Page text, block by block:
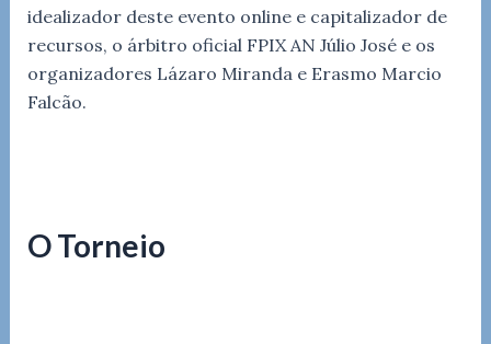
idealizador deste evento online e capitalizador de
recursos, o árbitro oficial FPIX AN Júlio José e os
organizadores Lázaro Miranda e Erasmo Marcio
Falcão.
O Torneio